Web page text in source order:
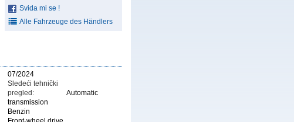
Svida mi se !
Alle Fahrzeuge des Händlers
07/2024
Sledeći tehnički
pregled:
Automatic
transmission
Benzin